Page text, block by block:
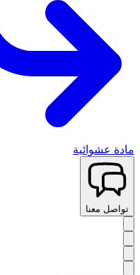
مادة عشوائية
تواصل معنا